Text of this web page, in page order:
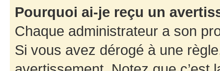
Pourquoi ai-je reçu un
Chaque administrateur a son
Si vous avez dérogé à une